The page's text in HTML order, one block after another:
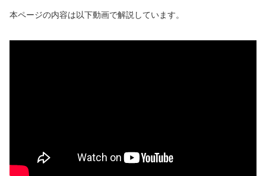
本ページの内容は以下動画で解説しています。